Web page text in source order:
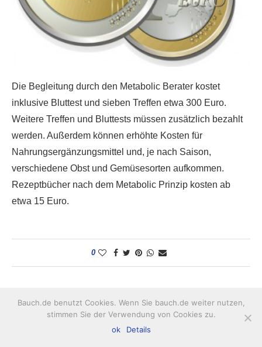
Die Begleitung durch den Metabolic Berater kostet
inklusive Bluttest und sieben Treffen etwa 300 Euro.
Weitere Treffen und Bluttests müssen zusätzlich bezahlt
werden. Außerdem können erhöhte Kosten für
Nahrungsergänzungsmittel und, je nach Saison,
verschiedene Obst und Gemüsesorten aufkommen.
Rezeptbücher nach dem Metabolic Prinzip kosten ab
etwa 15 Euro.
0
Bauch.de benutzt Cookies. Wenn Sie bauch.de weiter nutzen,
stimmen Sie der Verwendung von Cookies zu.
ok
Details